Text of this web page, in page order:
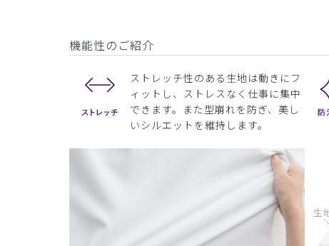
機能性のご紹介
ストレッチ性のある生地は動きにフ
ィットし、ストレスなく仕事に集中
できます。また型崩れを防ぎ、美し
いシルエットを維持します。